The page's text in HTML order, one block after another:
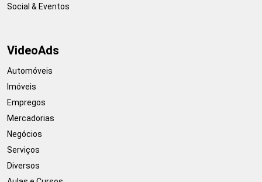
Social & Eventos
VideoAds
Automóveis
Imóveis
Empregos
Mercadorias
Negócios
Serviços
Diversos